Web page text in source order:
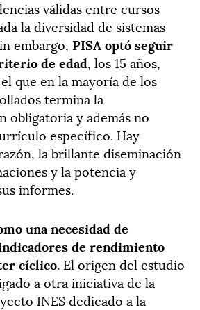
válidas entre cursos
la diversidad de sistemas
embargo,PISA optó seguir
de edad, los 15 años,
que en la mayoría de los
termina la
obligatoria y además no
específico. Hay
la brillante diseminación
y la potencia y
informes.
una necesidad de
de rendimiento
cíclico. El origen del estudio
a otra iniciativa de la
INES dedicado a la